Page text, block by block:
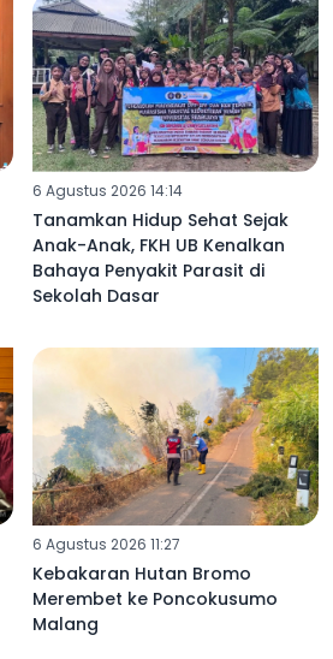
6 Agustus 2026 14:14
Tanamkan Hidup Sehat Sejak
Anak-Anak, FKH UB Kenalkan
Bahaya Penyakit Parasit di
Sekolah Dasar
6 Agustus 2026 11:27
Kebakaran Hutan Bromo
Merembet ke Poncokusumo
Malang